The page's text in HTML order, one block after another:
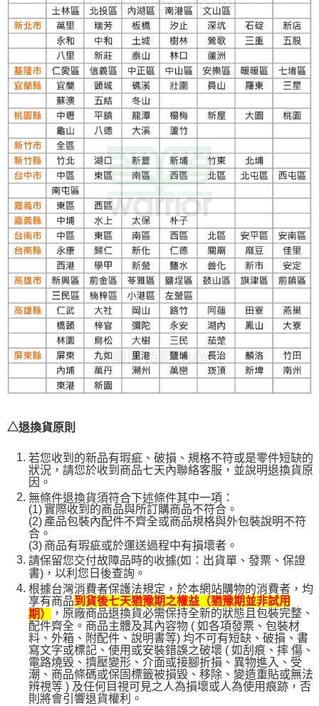
△退換貨原則
若您收到的新品有瑕疵、破損、規格不符或是零件短缺的
狀況，請您於收到商品七天內聯絡客服，並說明退換貨原
因。
無條件退換貨須符合下述條件其中一項：
(1)實際收到的商品與所訂購商品不符合。
(2) 產品包裝內配件不齊全或商品規格與外包裝說明不符
合。
(3) 商品有瑕疵或於運送過程中有損壞者。
請保留您交付故障品時的收據(如：出貨單、發票、保證
書)，以利您日後查詢。
根據台灣消費者保護法規定，於本網站購物的消費者，均
享有商品到貨後七天猶豫期之權益（猶豫期並非試用
期）
，原廠商品退換貨必需保持全新的狀態且包裝完整、
配件齊全。商品主體及其內容物 ( 如各項發票、包裝材
料、外箱、附配件、說明書等) 均不可有短缺、破損、書
寫文字或標記、使用或安裝錯誤之破壞 ( 如刮痕、摔 傷、
電路燒毀、擠壓變形、介面或接腳折損、異物進入、受
潮、商品條碼或保固標籤被損毀、移除、變造重貼或無法
辨視等 ) 及任何目視可見之人為損壞或人為使用痕跡，否
則將會引響退貨權利。